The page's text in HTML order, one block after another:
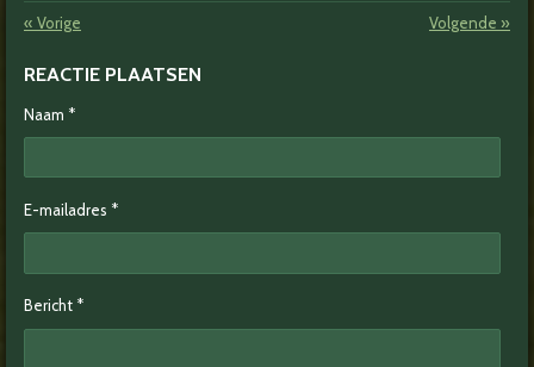
« Vorige Volgende »
REACTIE PLAATSEN
Naam *
E-mailadres *
Bericht *